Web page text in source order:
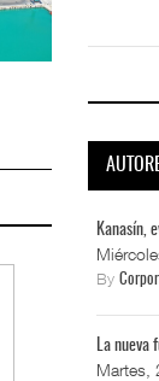
Kanasín,
By
La nueva
Martes,